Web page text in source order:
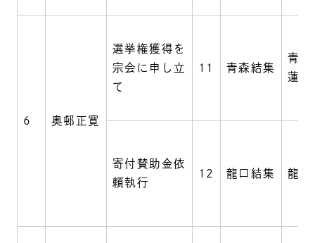
6 奥邨正寛
選挙権獲得を
宗会に申し立
て
11 青森結集
青森
蓮華
寄付賛助金依
頼執行
12 龍口結集 龍口